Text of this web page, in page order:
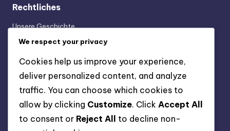
Rechtliches
Unsere Geschichte
Erreichen Sie uns
Cookies und Tracking
Nutzungsbedingungen
Kategorien
We respect your privacy
Cookies help us improve your experience,
deliver personalized content, and analyze
traffic. You can choose which cookies to
allow by clicking Customize. Click Accept All
to consent or Reject All
to decline non-